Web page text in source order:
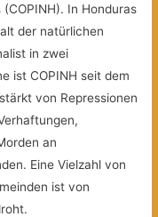
In Honduras
der natürlichen
in zwei
ist COPINH seit dem
von Repressionen
an
Eine Vielzahl von
ist von